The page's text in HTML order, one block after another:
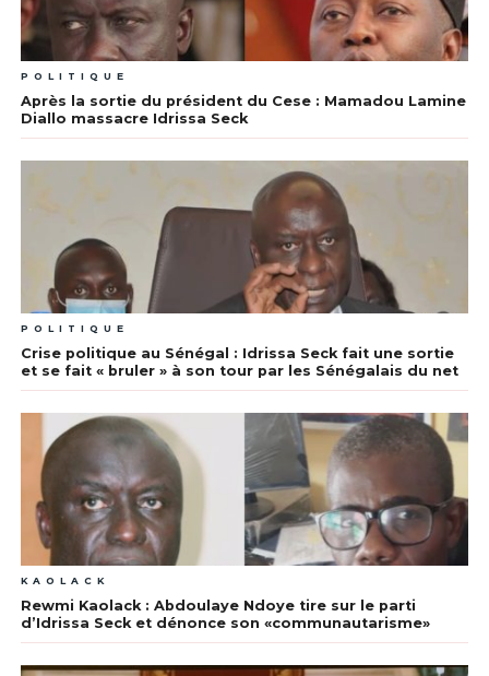
POLITIQUE
Après la sortie du président du Cese : Mamadou Lamine
Diallo massacre Idrissa Seck
POLITIQUE
Crise politique au Sénégal : Idrissa Seck fait une sortie
et se fait « bruler » à son tour par les Sénégalais du net
KAOLACK
Rewmi Kaolack : Abdoulaye Ndoye tire sur le parti
d’Idrissa Seck et dénonce son «communautarisme»